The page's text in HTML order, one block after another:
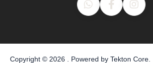
Copyright © 2026 . Powered by Tekton Core